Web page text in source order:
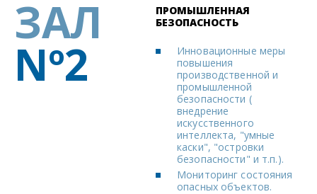
ЗАЛ
Nº2
ПРОМЫШЛЕННАЯ
БЕЗОПАСНОСТЬ
Инновационные меры
повышения
производственной и
промышленной
безопасности (
внедрение
искусственного
интеллекта, "умные
каски", "островки
безопасности" и т.п.).
Мониторинг состояния
опасных объектов.